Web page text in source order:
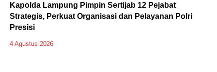
Kapolda Lampung Pimpin Sertijab 12 Pejabat
Strategis, Perkuat Organisasi dan Pelayanan Polri
Presisi
4 Agustus 2026